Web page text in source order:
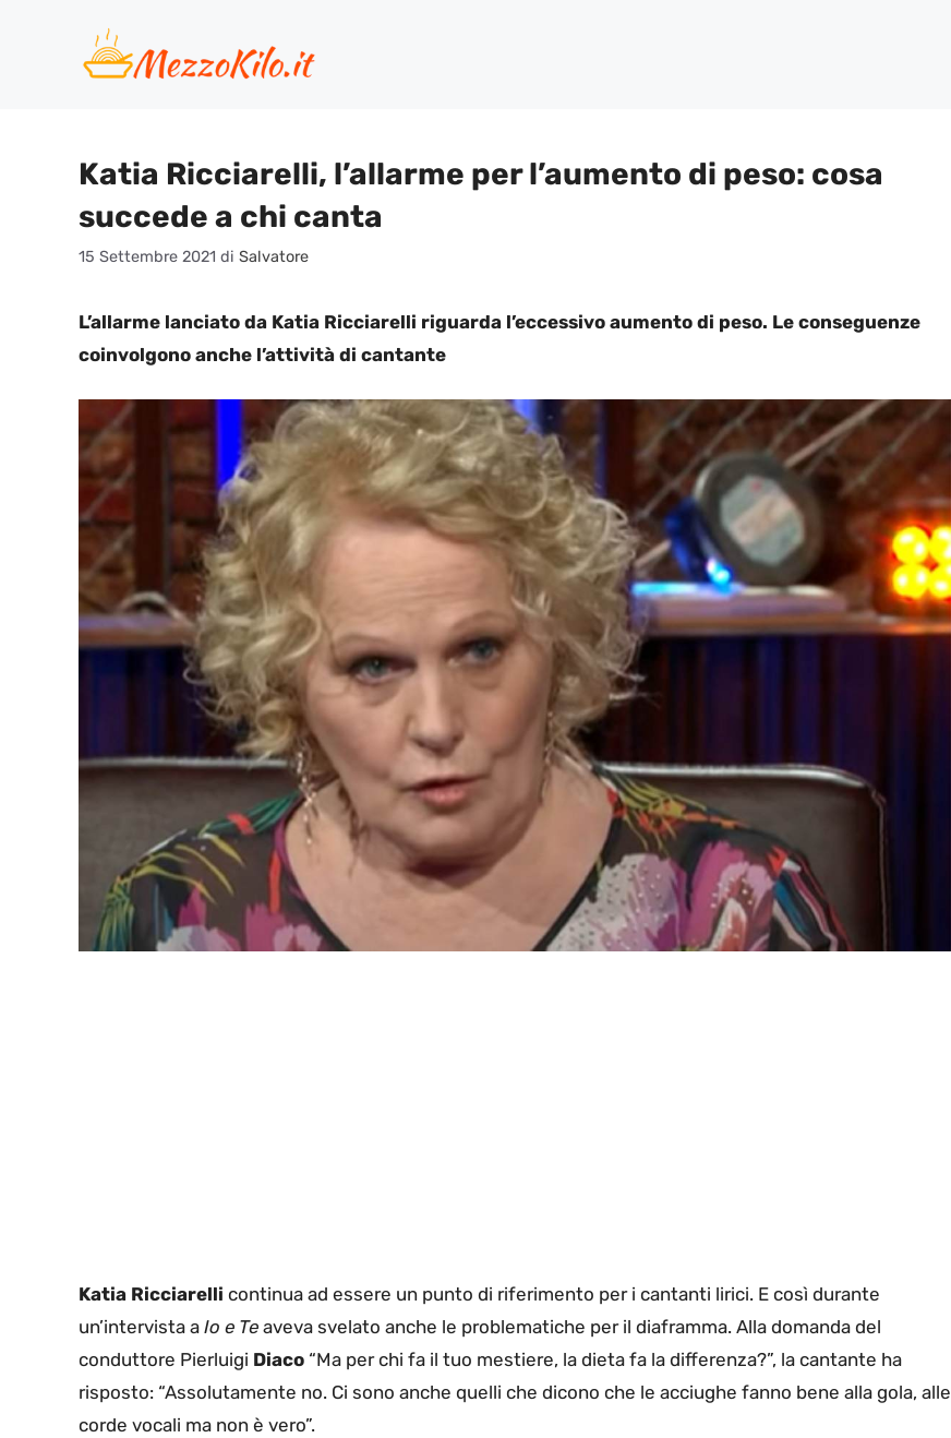
contenuto
Katia Ricciarelli, l’allarme per l’aumento di peso: cosa
succede a chi canta
15 Settembre 2021 di Salvatore
L’allarme lanciato da Katia Ricciarelli riguarda l’eccessivo aumento di peso. Le conseguenze
coinvolgono anche l’attività di cantante
Katia Ricciarelli continua ad essere un punto di riferimento per i cantanti lirici. E così durante
un’intervista a Io e Te aveva svelato anche le problematiche per il diaframma. Alla domanda del
conduttore Pierluigi Diaco “Ma per chi fa il tuo mestiere, la dieta fa la differenza?”, la cantante ha
risposto: “Assolutamente no. Ci sono anche quelli che dicono che le acciughe fanno bene alla gola, alle
corde vocali ma non è vero”.